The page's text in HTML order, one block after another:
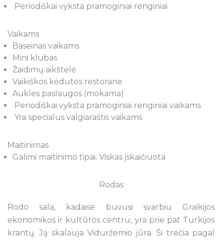
Periodiškai vyksta pramoginiai renginiai
Vaikams
Baseinas vaikams
Mini klubas
Žaidimų aikštelė
Vaikiškos kėdutės restorane
Auklės paslaugos (mokama)
Periodiškai vyksta pramoginiai renginiai vaikams
Yra specialus valgiaraštis vaikams
Maitinimas
Galimi maitinimo tipai: Viskas įskaičiuota
Rodas
Rodo sala, kadaise buvusi svarbiu Graikijos
ekonomikos ir kultūros centru, yra prie pat Turkijos
krantų. Ją skalauja Viduržemio jūra. Ši trečia pagal